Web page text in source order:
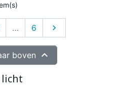
… 6 Volgende

boven 